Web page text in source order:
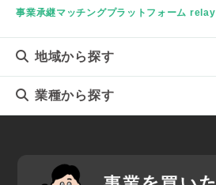
事業承継マッチングプラットフォーム relay
地域から探す
業種から探す